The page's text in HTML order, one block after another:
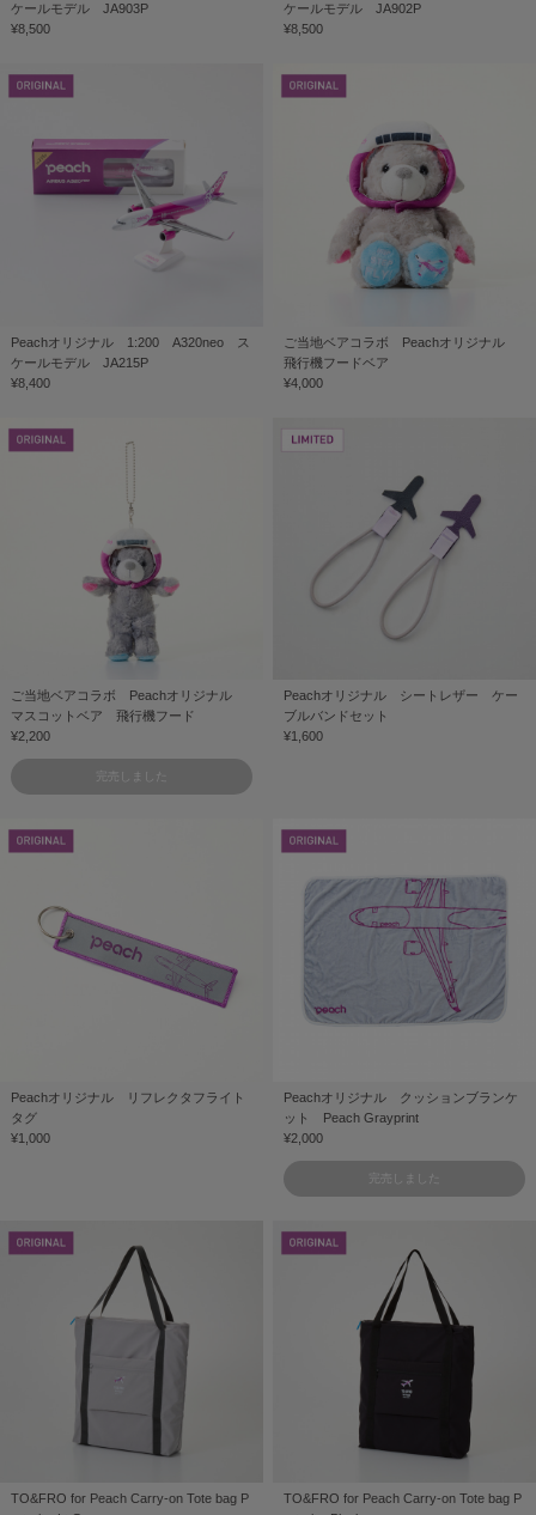
ケールモデル JA903P
¥8,500
ケールモデル JA902P
¥8,500
Peachオリジナル 1:200 A320neo ス
ケールモデル JA215P
¥8,400
ご当地ベアコラボ Peachオリジナル
飛行機フードベア
¥4,000
ご当地ベアコラボ Peachオリジナル
マスコットベア 飛行機フード
¥2,200
完売しました
Peachオリジナル シートレザー ケー
ブルバンドセット
¥1,600
Peachオリジナル リフレクタフライト
タグ
¥1,000
Peachオリジナル クッションブランケ
ット Peach Grayprint
¥2,000
完売しました
TO&FRO for Peach Carry-on Tote bag P
TO&FRO for Peach Carry-on Tote bag P